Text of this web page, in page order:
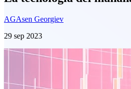
AGAsen Georgiev
29 sep 2023